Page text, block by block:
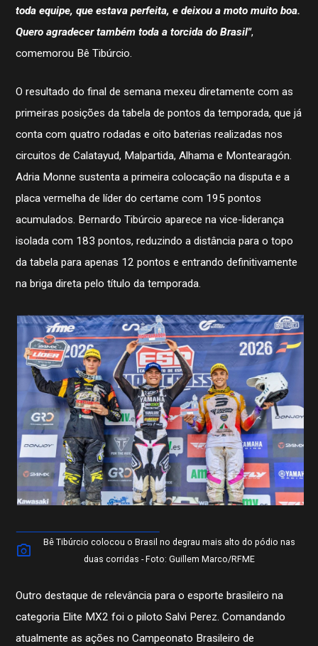
Contato
Publicações
Notícias
CBMTV
Conheça mais
Seguro Pilotos
Licença CBM 2026
Licença FIM
Federações
Competições
Pilotos
toda equipe, que estava perfeita, e deixou a moto muito boa.
Quero agradecer também toda a torcida do Brasil",
comemorou Bê Tibúrcio.
O resultado do final de semana mexeu diretamente com as
primeiras posições da tabela de pontos da temporada, que já
conta com quatro rodadas e oito baterias realizadas nos
circuitos de Calatayud, Malpartida, Alhama e Montearagón.
Adria Monne sustenta a primeira colocação na disputa e a
placa vermelha de líder do certame com 195 pontos
acumulados. Bernardo Tibúrcio aparece na vice-liderança
isolada com 183 pontos, reduzindo a distância para o topo
da tabela para apenas 12 pontos e entrando definitivamente
na briga direta pelo título da temporada.
Bê Tibúrcio colocou o Brasil no degrau mais alto do pódio nas
duas corridas - Foto: Guillem Marco/RFME
Outro destaque de relevância para o esporte brasileiro na
categoria Elite MX2 foi o piloto Salvi Perez. Comandando
atualmente as ações no Campeonato Brasileiro de